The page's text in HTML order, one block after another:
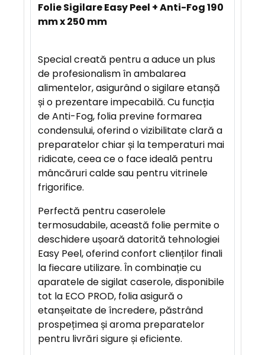
S
C
I
E
R
E
V
N
A
J
E
Folie Sigilare Easy Peel + Anti-Fog 190
mm x 250 mm
Special creată pentru a aduce un plus
de profesionalism în ambalarea
alimentelor, asigurând o sigilare etanșă
și o prezentare impecabilă. Cu funcția
de Anti-Fog, folia previne formarea
condensului, oferind o vizibilitate clară a
preparatelor chiar și la temperaturi mai
ridicate, ceea ce o face ideală pentru
mâncăruri calde sau pentru vitrinele
frigorifice.
Perfectă pentru caserolele
termosudabile, această folie permite o
deschidere ușoară datorită tehnologiei
Easy Peel, oferind confort clienților finali
la fiecare utilizare. În combinație cu
aparatele de sigilat caserole, disponibile
tot la ECO PROD, folia asigură o
etanșeitate de încredere, păstrând
prospețimea și aroma preparatelor
pentru livrări sigure și eficiente.